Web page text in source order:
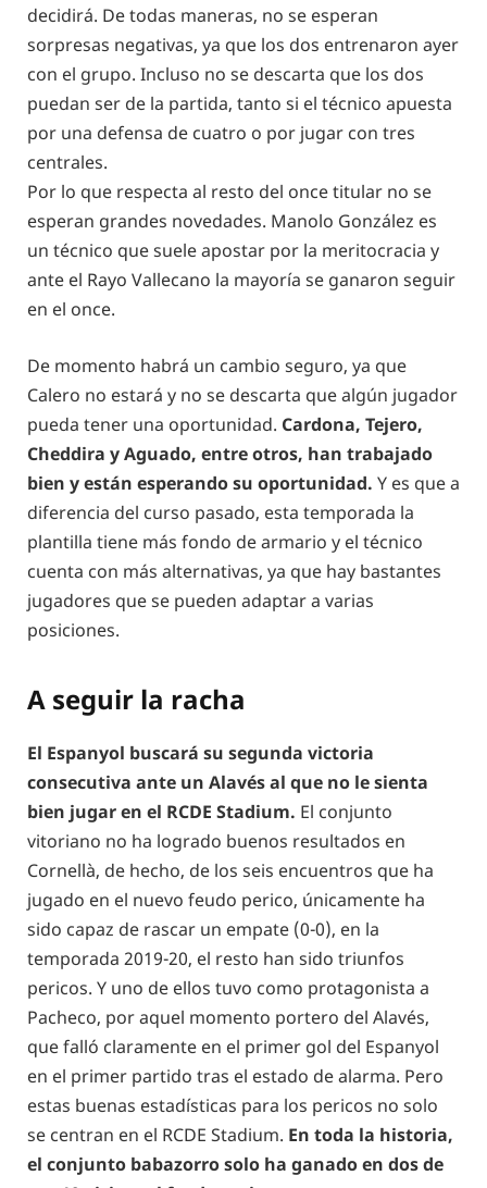
decidirá. De todas maneras, no se esperan
sorpresas negativas, ya que los dos entrenaron ayer
con el grupo. Incluso no se descarta que los dos
puedan ser de la partida, tanto si el técnico apuesta
por una defensa de cuatro o por jugar con tres
centrales.
Por lo que respecta al resto del once titular no se
esperan grandes novedades. Manolo González es
un técnico que suele apostar por la meritocracia y
ante el Rayo Vallecano la mayoría se ganaron seguir
en el once.
De momento habrá un cambio seguro, ya que
Calero no estará y no se descarta que algún jugador
pueda tener una oportunidad. Cardona, Tejero,
Cheddira y Aguado, entre otros, han trabajado
bien y están esperando su oportunidad. Y es que a
diferencia del curso pasado, esta temporada la
plantilla tiene más fondo de armario y el técnico
cuenta con más alternativas, ya que hay bastantes
jugadores que se pueden adaptar a varias
posiciones.
A seguir la racha
El Espanyol buscará su segunda victoria
consecutiva ante un Alavés al que no le sienta
bien jugar en el RCDE Stadium. El conjunto
vitoriano no ha logrado buenos resultados en
Cornellà, de hecho, de los seis encuentros que ha
jugado en el nuevo feudo perico, únicamente ha
sido capaz de rascar un empate (0-0), en la
temporada 2019-20, el resto han sido triunfos
pericos. Y uno de ellos tuvo como protagonista a
Pacheco, por aquel momento portero del Alavés,
que falló claramente en el primer gol del Espanyol
en el primer partido tras el estado de alarma. Pero
estas buenas estadísticas para los pericos no solo
se centran en el RCDE Stadium. En toda la historia,
el conjunto babazorro solo ha ganado en dos de